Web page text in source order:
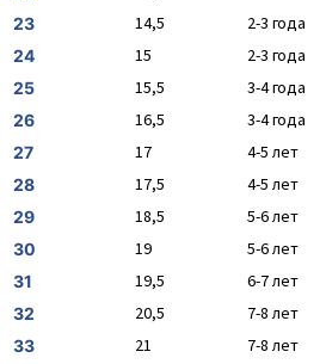
23 14,5 2-3 года
24 15 2-3 года
25 15,5 3-4 года
26 16,5 3-4 года
27 17 4-5 лет
28 17,5 4-5 лет
29 18,5 5-6 лет
30 19 5-6 лет
31 19,5 6-7 лет
32 20,5 7-8 лет
33 21 7-8 лет